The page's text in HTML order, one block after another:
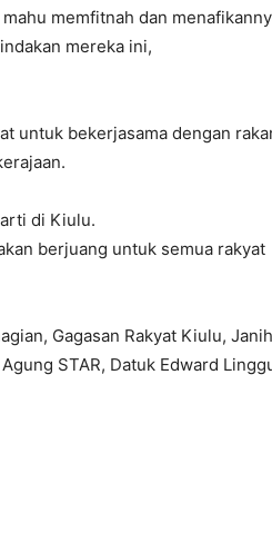
memfitnah dan
mereka ini,
untuk bekerjasama dengan
di Kiulu.
berjuang untuk semua rakyat
Gagasan Rakyat Kiulu, Janih
STAR, Datuk Edward